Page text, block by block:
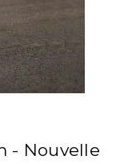
- Nouvelle